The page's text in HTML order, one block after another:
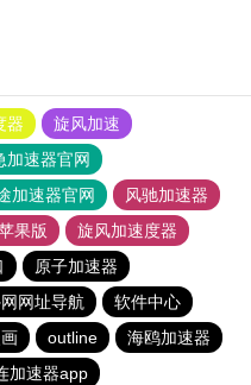
器
旋风加速
加速器官网
加速器官网
风驰加速器
果版
旋风加速度器
原子加速器
网址导航
软件中心
outline
海鸥加速器
加速器app